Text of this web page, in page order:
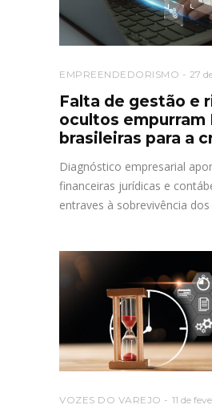
EMPREENDEDORISMO 27
Falta de gestão e
ocultos empurram
brasileiras para a
Diagnóstico empresarial
financeiras jurídicas e
entraves à sobrevivência
VOZES DO VAREJO 11 de